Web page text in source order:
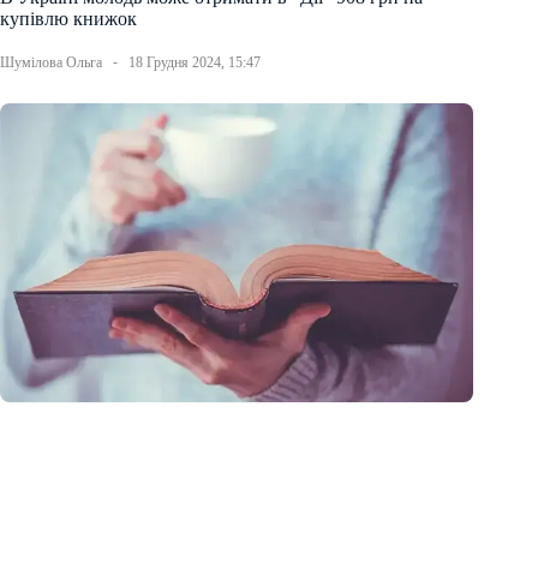
купівлю книжок
Шумілова Ольга 18 Грудня 2024, 15:47